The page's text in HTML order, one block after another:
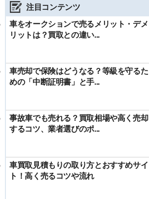
注目コンテンツ
車をオークションで売るメリット・デメ
リットは？買取との違い...
車売却で保険はどうなる？等級を守るた
めの「中断証明書」と手...
事故車でも売れる？買取相場や高く売却
するコツ、業者選びのポ...
車買取見積もりの取り方とおすすめサイ
ト！高く売るコツや流れ